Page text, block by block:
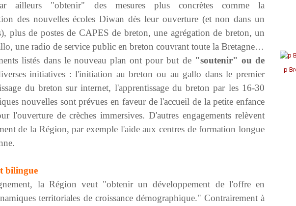
ailleurs "obtenir" des mesures plus concrètes comme la
des nouvelles écoles Diwan dès leur ouverture (et non dans un
plus de postes de CAPES de breton, une agrégation de breton, un
une radio de service public en breton couvrant toute la Bretagne…
listés dans le nouveau plan ont pour but de "soutenir" ou de
initiatives : l'initiation au breton ou au gallo dans le premier
du breton sur internet, l'apprentissage du breton par les 16-30
nouvelles sont prévues en faveur de l'accueil de la petite enfance
l'ouverture de crèches immersives. D'autres engagements relèvent
de la Région, par exemple l'aide aux centres de formation longue
bilingue
la Région veut "obtenir un développement de l'offre en
territoriales de croissance démographique." Contrairement à
p